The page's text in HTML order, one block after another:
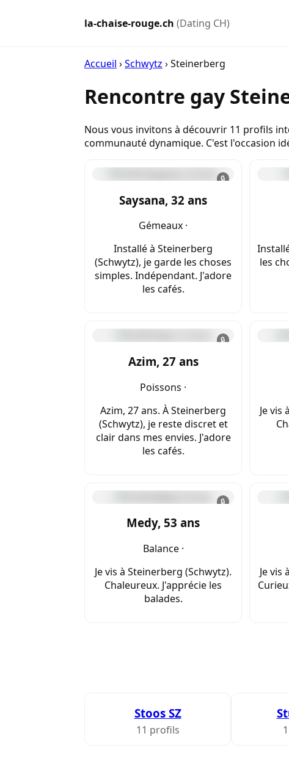
la-chaise-rouge.ch (Dating CH)
Accueil ›Schwytz ›Steinerberg
Rencontre gay
Nous vous invitons à découvrir 11 profils
communauté dynamique. C'est l'occasion
🔒
Saysana, 32 ans
Gémeaux ·
Installé à Steinerberg
(Schwytz), je garde les choses
simples. Indépendant. J'adore
les cafés.
les
🔒
Azim, 27 ans
Poissons ·
Azim, 27 ans. À Steinerberg
(Schwytz), je reste discret et
clair dans mes envies. J'adore
les cafés.
Je vis
🔒
Medy, 53 ans
Balance ·
Je vis à Steinerberg (Schwytz).
Chaleureux. J'apprécie les
balades.
Je vis
Stoos SZ
11 profils